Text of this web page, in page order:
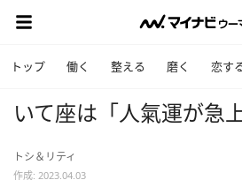
トップ 働く 整える 磨く 恋す
いて座は「人氣運が急
トシ＆リティ
作成: 2023.04.03